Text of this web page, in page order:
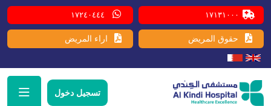
١٧١٣١٠٠٠ ١٧٢٤٠٤٤٤
حقوق المريض اراء المريض
تسجيل دخول